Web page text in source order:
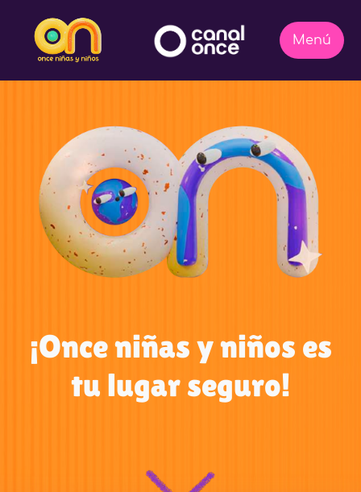
¡Once niñas y niños es
tu lugar seguro!